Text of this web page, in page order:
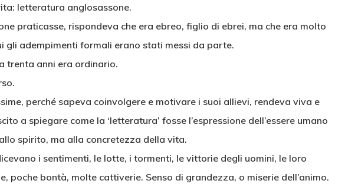
letteratura anglosassone.
praticasse, rispondeva che era ebreo, figlio di ebrei, ma che era molto
gli adempimenti formali erano stati messi da parte.
trenta anni era ordinario.
perché sapeva coinvolgere e motivare i suoi allievi, rendeva viva e
a spiegare come la ‘letteratura’ fosse l’espressione dell’essere umano
spirito, ma alla concretezza della vita.
i sentimenti, le lotte, i tormenti, le vittorie degli uomini, le loro
poche bontà, molte cattiverie. Senso di grandezza, o miserie dell’animo.